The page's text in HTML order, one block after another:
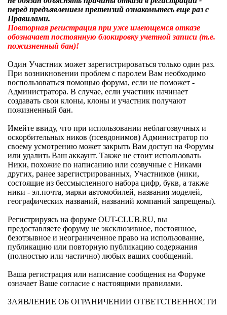
перед предъявлением претензий ознакомьтесь еще раз с
Правилами.
Повторная регистрация при уже имеющемся отказе
обозначает постоянную блокировку учетной записи (т.е.
пожизненный бан)!
Один Участник может зарегистрироваться только один раз.
При возникновении проблем с паролем Вам необходимо
воспользоваться помощью форума, если не поможет -
Администратора. В случае, если участник начинает
создавать свои клоны, клоны и участник получают
пожизненный бан.
Имейте ввиду, что при использовании неблагозвучных и
оскорбительных ников (псевдонимов) Администратор по
своему усмотрению может закрыть Вам доступ на Форумы
или удалить Ваш аккаунт. Также не стоит использовать
Ники, похожие по написанию или созвучные с Никами
других, ранее зарегистрированных, Участников (ники,
состоящие из бессмысленного набора цифр, букв, а также
ники - эл.почта, марки автомобилей, названия моделей,
географических названий, названий компаний запрещены).
Регистрируясь на форуме OUT-CLUB.RU, вы
предоставляете форуму не эксклюзивное, постоянное,
безотзывное и неограниченное право на использование,
публикацию или повторную публикацию содержания
(полностью или частично) любых ваших сообщений.
Ваша регистрация или написание сообщения на Форуме
означает Ваше согласие с настоящими правилами.
ЗАЯВЛЕНИЕ ОБ ОГРАНИЧЕНИИ ОТВЕТСТВЕННОСТИ